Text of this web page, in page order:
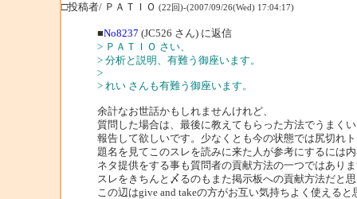
□投稿者/ ＰＡＴＩＯ (22回)-(2007/09/26(Wed) 17:04:17)
■No8237 (JC526 さん) に返信
> ＰＡＴＩＯ さい、
> 分析と説明、有難う御座います。
>
> れい さんも有難う御座います。
余計なお世話かもしれませんけれど、
質問した場合は、最後に教えてもらった方法でうまく
報告して欲しいです。少なくとも今の状態では尻切れ
題名を見てこのスレを読みに来た人が参考にするには
ネタ提供をする事も質問者の貢献方法の一つではありま
スレをきちんと〆るのもまた掲示板への貢献方法だと思
この辺はgive and takeの方がお互い気持ちよく使えると